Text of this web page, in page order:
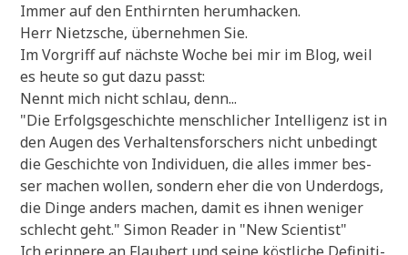
Immer auf den Enthirn­ten herumhacken.
Herr Nietz­sche, über­neh­men Sie.
Im Vor­griff auf näch­ste Woche bei mir im Blog, weil
es heu­te so gut dazu passt:
Nennt mich nicht schlau, denn...
"Die Erfolgs­ge­schich­te mensch­li­cher Intel­li­genz ist in
den Augen des Ver­hal­tens­for­schers nicht unbe­dingt
die Geschich­te von Indi­vi­du­en, die alles immer bes­
ser machen wol­len, son­dern eher die von Under­dogs,
die Din­ge anders machen, damit es ihnen weni­ger
schlecht geht." Simon Rea­der in "New Scientist"